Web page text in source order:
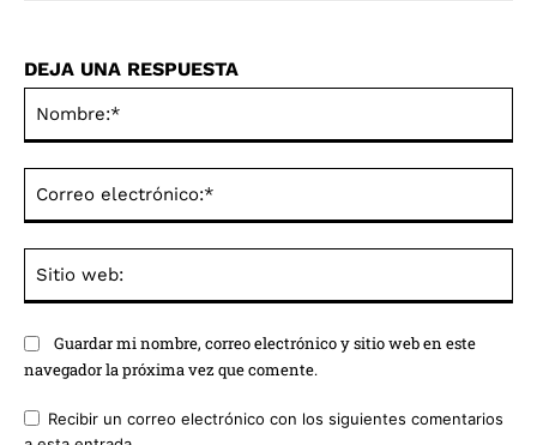
DEJA UNA RESPUESTA
Guardar mi nombre, correo electrónico y sitio web en este
navegador la próxima vez que comente.
Recibir un correo electrónico con los siguientes comentarios